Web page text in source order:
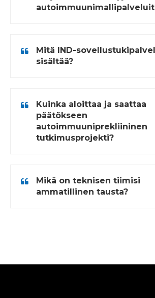
Mitä IND-
sisältää?
Kuinka aloittaa ja saattaa
päätökseen
autoimmuuniprekliininen
tutkimusprojekti?
Mikä on teknisen tiimisi
ammatillinen tausta?